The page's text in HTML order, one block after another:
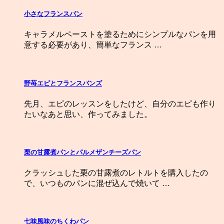
小さなフランスパン
キャラメルペーストを塗るためにシンプルなパンを用
意する必要があり、簡単なフランス …
野苺エピとフランスバンズ
先月、エピのレッスンをしたけど、自分のエピも作り
たいなあと思い、作ってみました。
栗の甘露煮パンとパルメザンチーズパン
クラッシュした栗の甘露煮のレトルトを購入したの
で、いつものパンに混ぜ込んで焼いて …
七味風味のちくわパン